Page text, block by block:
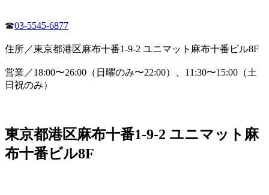
☎03-5545-6877
住所／東京都港区麻布十番1-9-2 ユニマット麻布十番ビル8F
営業／18:00〜26:00（日曜のみ〜22:00）、11:30〜15:00（土
日祝のみ）
東京都港区麻布十番1-9-2 ユニマット麻
布十番ビル8F